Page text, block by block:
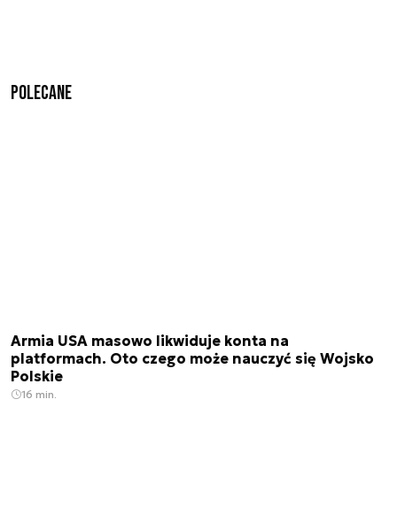
Polecane
Armia USA masowo likwiduje konta na
platformach. Oto czego może nauczyć się Wojsko
Polskie
16 min.